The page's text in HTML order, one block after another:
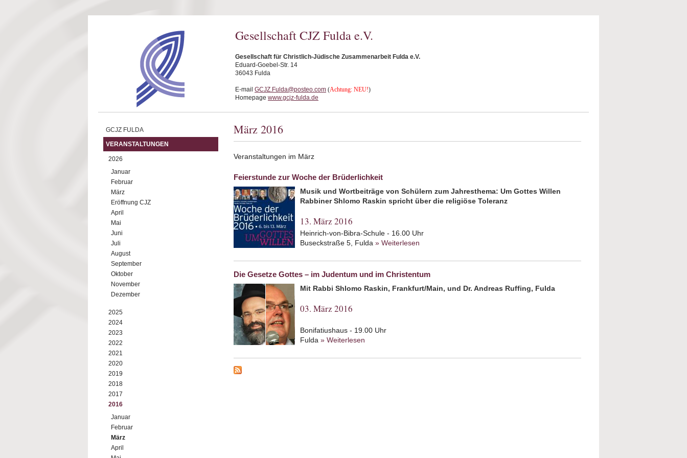
Gesellschaft CJZ Fulda e.V.
Gesellschaft für Christlich-Jüdische Zusammenarbeit Fulda e.V.
Eduard-Goebel-Str. 14
36043 Fulda
E-mail GCJZ.Fulda@posteo.com (Achtung: NEU!)
Homepage www.gcjz-fulda.de
GCJZ FULDA
VERANSTALTUNGEN
2026
Januar
Februar
März
Eröffnung CJZ
April
Mai
Juni
Juli
August
September
Oktober
November
Dezember
2025
2024
2023
2022
2021
2020
2019
2018
2017
2016
Januar
Februar
März
April
März 2016
Veranstaltungen im März
Feierstunde zur Woche der Brüderlichkeit
Musik und Wortbeiträge von Schülern zum Jahresthema: Um Gottes Willen
Rabbiner Shlomo Raskin spricht über die religiöse Toleranz
13. März 2016
Heinrich-von-Bibra-Schule - 16.00 Uhr
Buseckstraße 5, Fulda » Weiterlesen
Die Gesetze Gottes – im Judentum und im Christentum
Mit Rabbi Shlomo Raskin, Frankfurt/Main, und Dr. Andreas Ruffing, Fulda
03. März 2016
Bonifatiushaus - 19.00 Uhr
Fulda » Weiterlesen